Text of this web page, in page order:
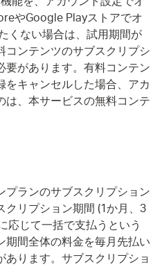
やGoogle Playストアでオ
くない場合は、試用期間が
コンテンツのサブスクリプシ
要があります。有料コンテン
をキャンセルした場合、アカ
は、本サービスの無料コンテ
プランのサブスクリプション
クリプション期間 (1か月、3
応じて一括で支払うという
期間全体の料金を毎月先払い
あります。サブスクリプショ